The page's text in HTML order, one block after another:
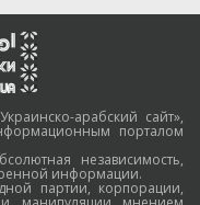
арабский сайт»,
порталом
независимость,
информации.
партии, корпорации,